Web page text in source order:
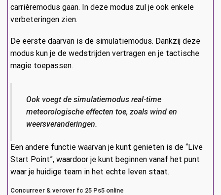
carrièremodus gaan. In deze modus zul je ook enkele
verbeteringen zien.
De eerste daarvan is de simulatiemodus. Dankzij deze
modus kun je de wedstrijden vertragen en je tactische
magie toepassen.
Ook voegt de simulatiemodus real-time
meteorologische effecten toe, zoals wind en
weersveranderingen.
Een andere functie waarvan je kunt genieten is de “Live
Start Point”, waardoor je kunt beginnen vanaf het punt
waar je huidige team in het echte leven staat.
Concurreer & verover fc 25 Ps5 online